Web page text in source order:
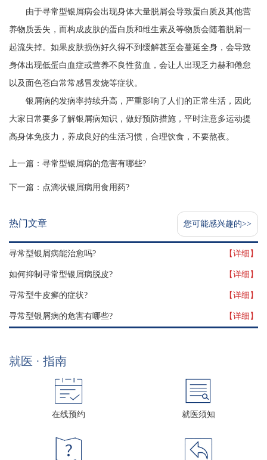
由于寻常型银屑病会出现身体大量脱屑会导致蛋白质及其他营
养物质丢失，而构成皮肤的蛋白质和维生素及等物质会随着脱屑一
起流失掉。如果皮肤损伤好久得不到缓解甚至会蔓延全身，会导致
身体出现低蛋白血症或营养不良性贫血，会让人出现乏力赫和倦怠
以及面色苍白常常感冒发烧等症状。
银屑病的发病率持续升高，严重影响了人们的正常生活，因此
大家日常要多了解银屑病知识，做好预防措施，平时注意多运动提
高身体免疫力，养成良好的生活习惯，合理饮食，不要熬夜。
上一篇： 寻常型银屑病的危害有哪些?
下一篇： 点滴状银屑病用食用药?
热门文章 您可能感兴趣的>>
寻常型银屑病能治愈吗? 【详细】
如何抑制寻常型银屑病脱皮? 【详细】
寻常型牛皮癣的症状? 【详细】
寻常型银屑病的危害有哪些? 【详细】
就医 · 指南
在线预约 就医须知